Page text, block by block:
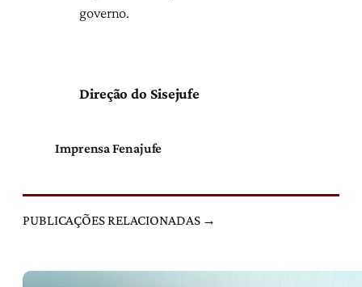
governo.
Direção do Sisejufe
Imprensa Fenajufe
PUBLICAÇÕES RELACIONADAS →